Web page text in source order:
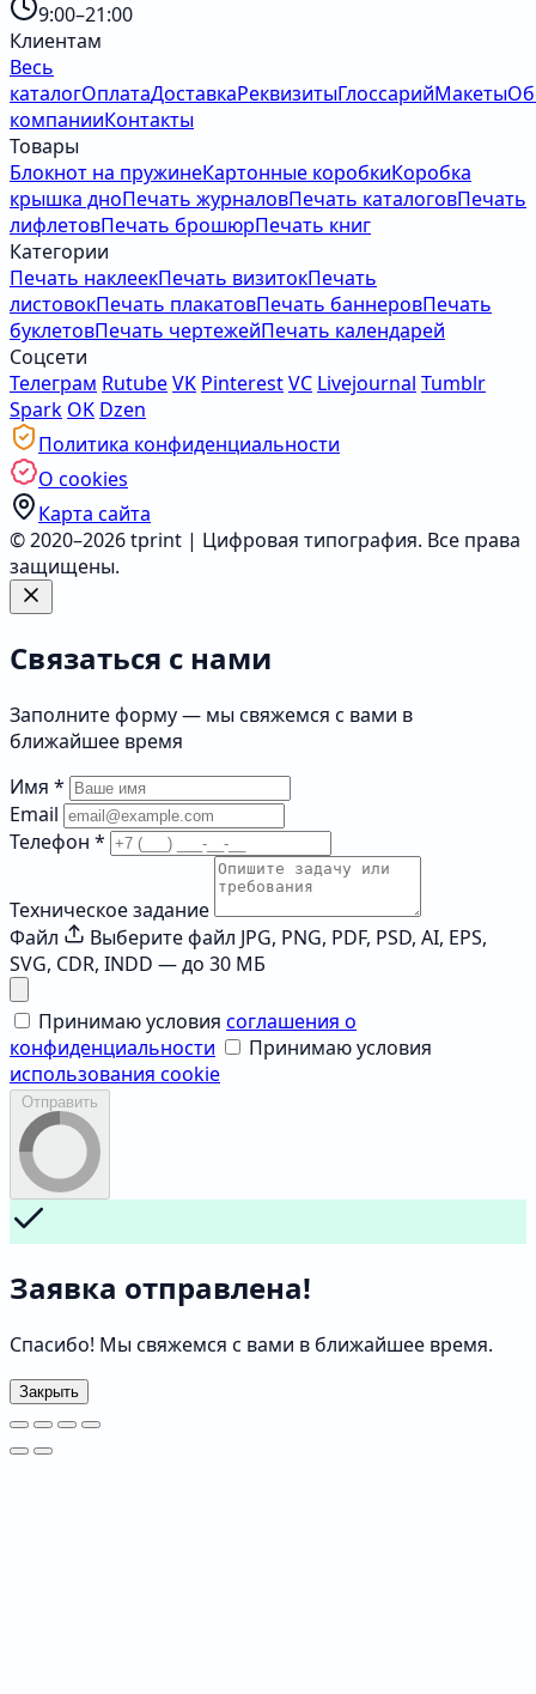
9:00–21:00
Клиентам
Весь
каталогОплатаДоставкаРеквизитыГлоссарийМакеты
компанииКонтакты
Товары
Блокнот на пружинеКартонные коробкиКоробка
крышка дноПечать журналовПечать каталоговПечать
лифлетовПечать брошюрПечать книг
Категории
Печать наклеекПечать визитокПечать
листовокПечать плакатовПечать баннеровПечать
буклетовПечать чертежейПечать календарей
Соцсети
Телеграм RutubeVK PinterestVC Livejournal Tumblr
Spark OK Dzen
Политика конфиденциальности
О cookies
Карта сайта
© 2020–2026 tprint | Цифровая типография. Все права
защищены.
Связаться с нами
Заполните форму — мы свяжемся с вами в
ближайшее время
Имя *
Email
Телефон *
Техническое задание
Файл
Выберите файл JPG, PNG, PDF, PSD, AI, EPS,
SVG, CDR, INDD — до 30 МБ
Принимаю условия соглашения о
конфиденциальности
Принимаю условия
использования cookie
Отправить
Заявка отправлена!
Спасибо! Мы свяжемся с вами в ближайшее время.
Закрыть